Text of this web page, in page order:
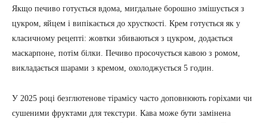
Якщо печиво готується вдома, мигдальне борошно змішується з
цукром, яйцем і випікається до хрусткості. Крем готується як у
класичному рецепті: жовтки збиваються з цукром, додається
маскарпоне, потім білки. Печиво просочується кавою з ромом,
викладається шарами з кремом, охолоджується 5 годин.
У 2025 році безглютенове тірамісу часто доповнюють горіхами чи
сушеними фруктами для текстури. Кава може бути замінена